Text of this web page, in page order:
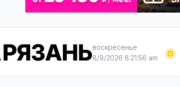
воскресенье
8/9/2026 8:21:57 am